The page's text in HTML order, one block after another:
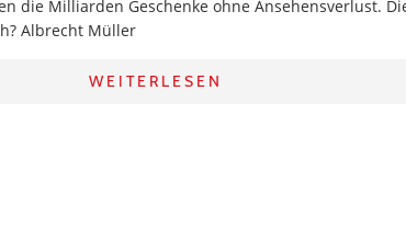
die Milliarden Geschenke ohne Ansehensverlust.
Albrecht Müller
WEITERLESEN